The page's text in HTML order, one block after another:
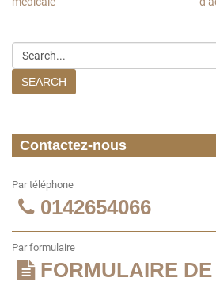
SEARCH
Contactez-nous
Par téléphone
0142654066
Par formulaire
FORMULAIRE